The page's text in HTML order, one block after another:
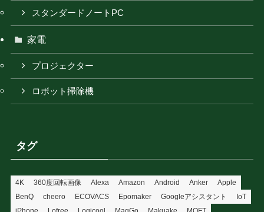
スタンダードノートPC
家電
プロジェクター
ロボット掃除機
タグ
4K 360度回転画像 Alexa Amazon Android Anker
Apple
BenQ
cheero ECOVACS Epomaker Googleアシスタント
IoT